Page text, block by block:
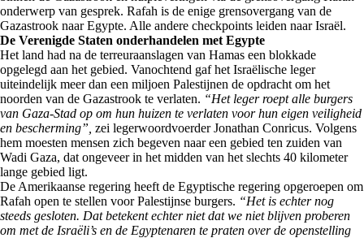
onderwerp van gesprek. Rafah is de enige grensovergang van de
Gazastrook naar Egypte. Alle andere checkpoints leiden naar Israël.
De Verenigde Staten onderhandelen met Egypte
Het land had na de terreuraanslagen van Hamas een blokkade
opgelegd aan het gebied. Vanochtend gaf het Israëlische leger
uiteindelijk meer dan een miljoen Palestijnen de opdracht om het
noorden van de Gazastrook te verlaten. “Het leger roept alle burgers
van Gaza-Stad op om hun huizen te verlaten voor hun eigen veiligheid
en bescherming”, zei legerwoordvoerder Jonathan Conricus. Volgens
hem moesten mensen zich begeven naar een gebied ten zuiden van
Wadi Gaza, dat ongeveer in het midden van het slechts 40 kilometer
lange gebied ligt.
De Amerikaanse regering heeft de Egyptische regering opgeroepen om
Rafah open te stellen voor Palestijnse burgers. “Het is echter nog
steeds gesloten. Dat betekent echter niet dat we niet blijven proberen
om met de Israëli’s en de Egyptenaren te praten over de openstelling